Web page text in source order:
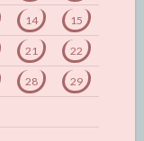
14 15
21 22
28 29